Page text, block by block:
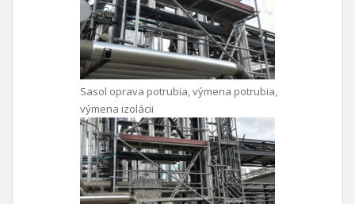
Sasol oprava potrubia, výmena potrubia,
výmena izolácii